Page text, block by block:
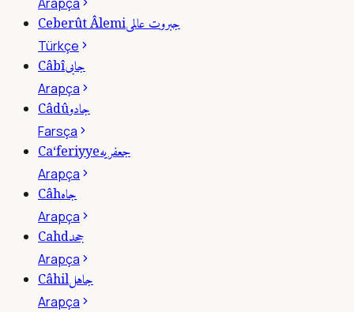
Arapça
Ceberût Âlemiجبروت عالمى
Türkçe
Câbîجابى
Arapça
Câdûجادو
Farsça
Ca‘feriyyeجعفريه
Arapça
Câhجاه
Arapça
Cahdجحد
Arapça
Câhilجاهل
Arapça